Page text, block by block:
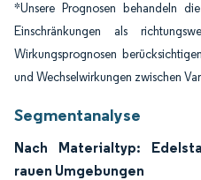
*Unsere Prognosen behandeln
Einschränkungen als
Wirkungsprognosen
und Wechselwirkungen zwischen
Segmentanalyse
Nach Materialtyp:
rauen Umgebungen